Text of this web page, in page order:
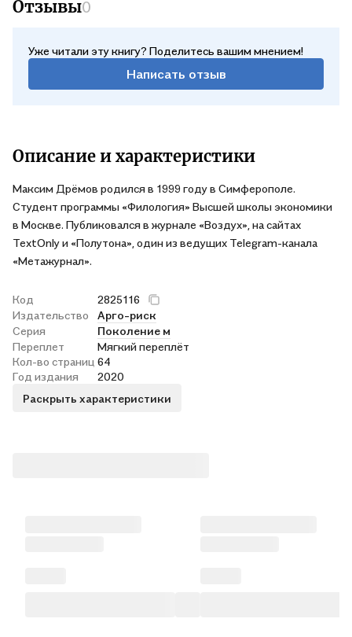
Отзывы0
Уже читали эту книгу? Поделитесь вашим мнением!
Написать отзыв
Описание и характеристики
Максим Дрёмов родился в 1999 году в Симферополе.
Студент программы «Филология» Высшей школы экономики
в Москве. Публиковался в журнале «Воздух», на сайтах
TextOnly и «Полутона», один из ведущих Telegram-канала
«Метажурнал».
Код
2825116
Издательство
Арго-риск
Серия
Поколение м
Переплет
Мягкий переплёт
Кол-во страниц 64
Год издания
2020
Раскрыть характеристики